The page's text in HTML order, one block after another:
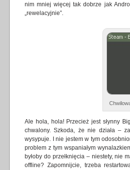
nim mniej więcej tak dobrze jak
„rewelacyjnie”.
Ale hola, hola! Przecież jest słynny
chwalony. Szkoda, że nie działa –
wysypuje. I nie jestem w tym
problem z tym wspaniałym
byłoby do przełknięcia – niestety, nie
offline? Zapomnijcie, trzeba